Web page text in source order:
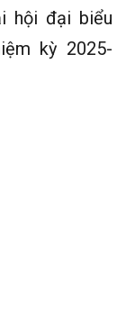
hội đại biểu
kỳ 2025-